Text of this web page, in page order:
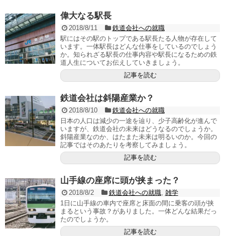
偉大なる駅長
2018/8/11
鉄道会社への就職
駅にはその駅のトップである駅長たる人物が存在して
います。一体駅長はどんな仕事をしているのでしょう
か。知られざる駅長の仕事内容や駅長になるための鉄
道人生についてお伝えしていきましょう。
記事を読む
鉄道会社は斜陽産業か？
2018/8/10
鉄道会社への就職
日本の人口は減少の一途を辿り、少子高齢化が進んで
いますが、鉄道会社の未来はどうなるのでしょうか。
斜陽産業なのか、はたまた未来は明るいのか。今回の
記事ではそのあたりを考察してみましょう。
記事を読む
山手線の座席に頭が挟まった？
2018/8/2 鉄道会社への就職, 雑学
1日に山手線の車内で座席と床面の間に乗客の頭が挟
まるという事故？がありました。一体どんな結果だっ
たのでしょうか。
記事を読む